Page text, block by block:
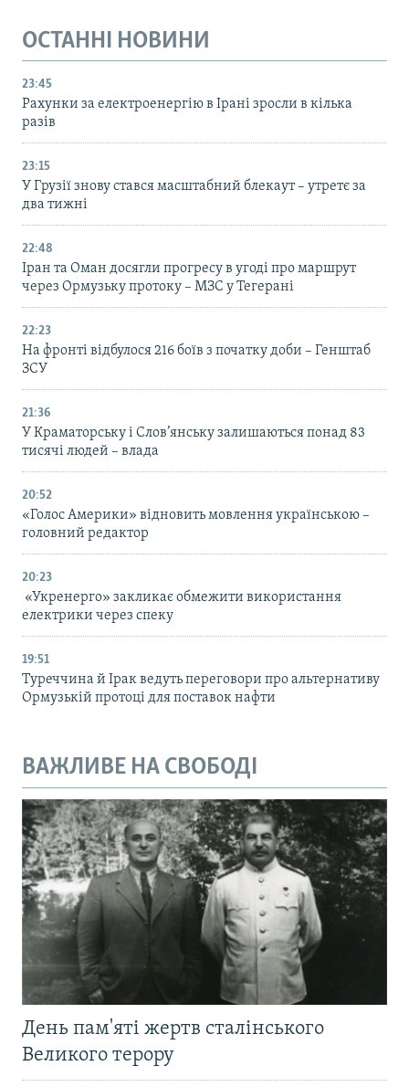
ОСТАННІ НОВИНИ
23:45
Рахунки за електроенергію в Ірані зросли в кілька
разів
23:15
У Грузії знову стався масштабний блекаут – утретє за
два тижні
22:48
Іран та Оман досягли прогресу в угоді про маршрут
через Ормузьку протоку – МЗС у Тегерані
22:23
На фронті відбулося 216 боїв з початку доби – Генштаб
ЗСУ
21:36
У Краматорську і Слов’янську залишаються понад 83
тисячі людей – влада
20:52
«Голос Америки» відновить мовлення українською –
головний редактор
20:23
«Укренерго» закликає обмежити використання
електрики через спеку
19:51
Туреччина й Ірак ведуть переговори про альтернативу
Ормузькій протоці для поставок нафти
ВАЖЛИВЕ НА СВОБОДІ
День пам'яті жертв сталінського
Великого терору